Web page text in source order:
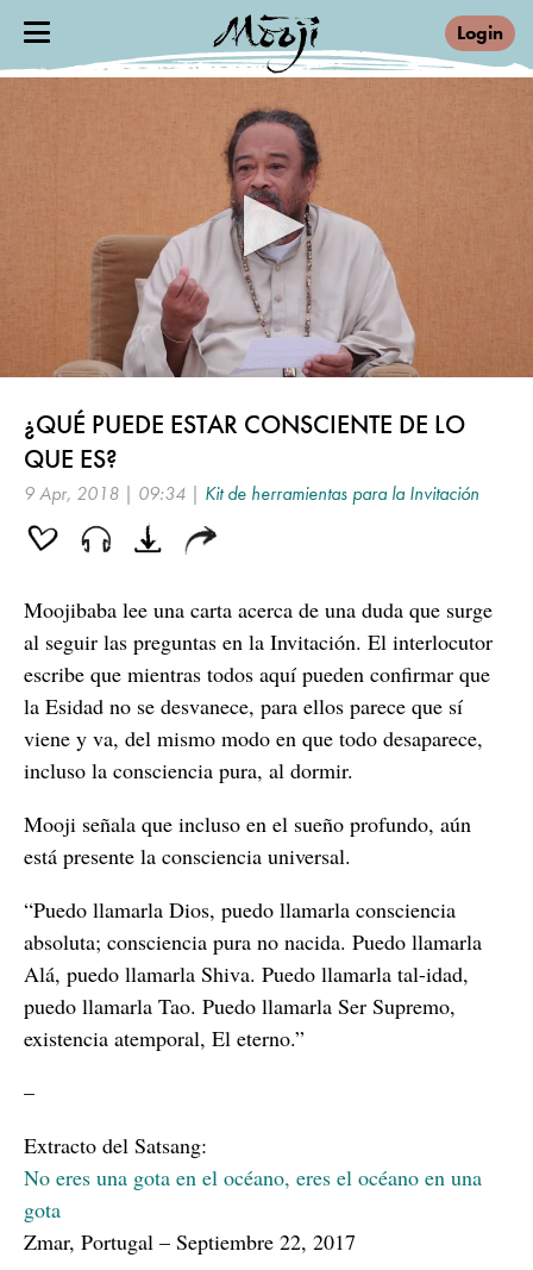
Login
minutes,
seconds
¿QUÉ PUEDE ESTAR CONSCIENTE DE LO
QUE ES?
9 Apr, 2018 | 09:34 | Kit de herramientas para la Invitación
Moojibaba lee una carta acerca de una duda que surge
al seguir las preguntas en la Invitación. El interlocutor
escribe que mientras todos aquí pueden confirmar que
la Esidad no se desvanece, para ellos parece que sí
viene y va, del mismo modo en que todo desaparece,
incluso la consciencia pura, al dormir.
Mooji señala que incluso en el sueño profundo, aún
está presente la consciencia universal.
“Puedo llamarla Dios, puedo llamarla consciencia
absoluta; consciencia pura no nacida. Puedo llamarla
Alá, puedo llamarla Shiva. Puedo llamarla tal-idad,
puedo llamarla Tao. Puedo llamarla Ser Supremo,
existencia atemporal, El eterno.”
–
Extracto del Satsang:
No eres una gota en el océano, eres el océano en una
gota
Zmar, Portugal – Septiembre 22, 2017